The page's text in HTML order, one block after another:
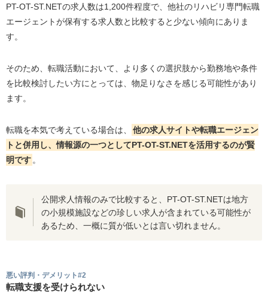
PT-OT-ST.NETの求人数は1,200件程度で、他社のリハビリ専門転職
エージェントが保有する求人数と比較すると少ない傾向にありま
す。
そのため、転職活動において、より多くの選択肢から勤務地や条件
を比較検討したい方にとっては、物足りなさを感じる可能性があり
ます。
転職を本気で考えている場合は、
他の求人サイトや転職エージェン
トと併用し、情報源の一つとしてPT-OT-ST.NETを活用するのが賢
明です 。
公開求人情報のみで比較すると、PT-OT-ST.NETは地方
の小規模施設などの珍しい求人が含まれている可能性が
あるため、一概に質が低いとは言い切れません。
悪い評判・デメリット#2
転職支援を受けられない